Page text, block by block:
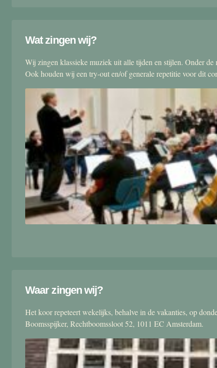
Wat zingen wij?
Wij zingen klassieke muziek uit alle tijden en stijlen. Onder
Ook houden wij een try-out en/of generale repetitie voor dit
Waar zingen wij?
Het koor repeteert wekelijks, behalve in de vakanties, op
Boomsspijker, Rechtboomssloot 52, 1011 EC Amsterdam.